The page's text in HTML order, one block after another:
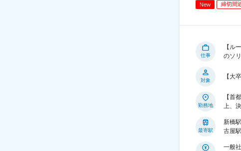
New 締切間
仕事
【ル
のソ
対象
【大
勤務地
【首
上、
最寄駅
新橋
古屋
一般